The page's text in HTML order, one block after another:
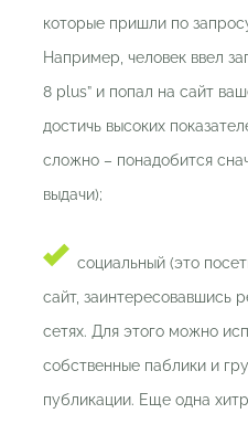
которые пришли по
Например, человек ввел
8 plus” и попал на сайт
достичь высоких
сложно – понадобится
выдачи);
социальный (это
сайт, заинтересовавшись
сетях. Для этого можно
собственные паблики и
публикации. Еще одна